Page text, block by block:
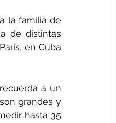
la familia de
de distintas
en Cuba
a un
grandes y
hasta 35